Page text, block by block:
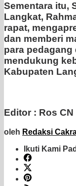
Sementara itu,
Langkat,
rapat,
dan memberi
para
mendukung
Kabupaten
Editor : Ros CN
oleh Redaksi
Ikuti Kami